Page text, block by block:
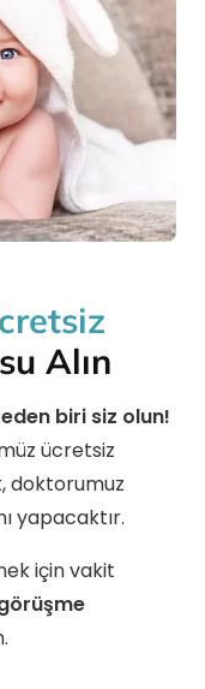
Alın
biri siz olun!
ücretsiz
doktorumuz
yapacaktır.
için vakit